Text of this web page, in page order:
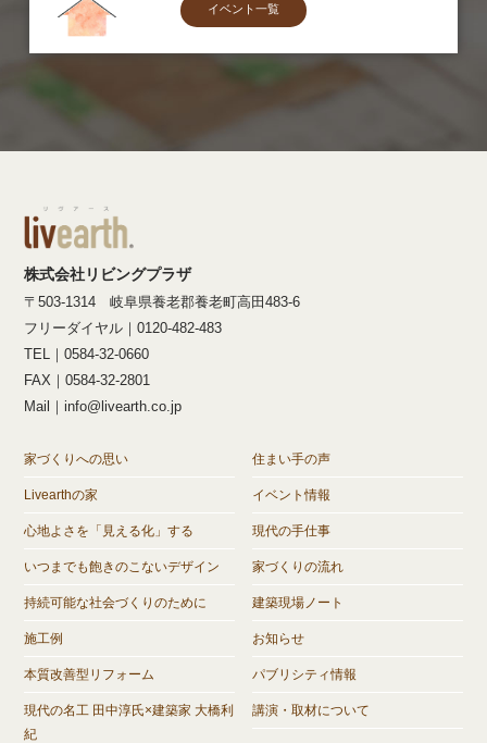
イベント一覧
株式会社リビングプラザ
〒503-1314 岐阜県養老郡養老町高田483-6
フリーダイヤル｜0120-482-483
TEL｜0584-32-0660
FAX｜0584-32-2801
Mail｜info@livearth.co.jp
家づくりへの思い
Livearthの家
心地よさを「見える化」する
いつまでも飽きのこないデザイン
持続可能な社会づくりのために
施工例
本質改善型リフォーム
現代の名工 田中淳氏×建築家 大橋利
紀
住まい手の声
イベント情報
現代の手仕事
家づくりの流れ
建築現場ノート
お知らせ
パブリシティ情報
講演・取材について